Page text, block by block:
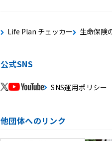
Life Plan チェッカー 生命保険
公式SNS
SNS運用ポリシー
他団体へのリンク